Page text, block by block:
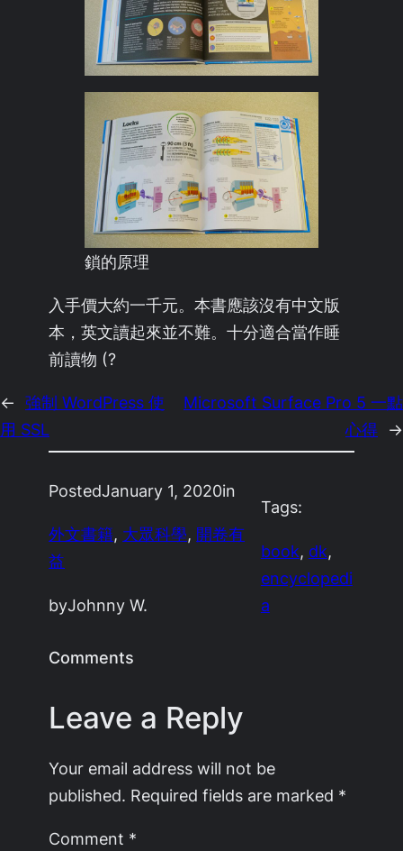
鎖的原理
入手價大約一千元。本書應該沒有中文版
本，英文讀起來並不難。十分適合當作睡
前讀物 (?
← 強制 WordPress 使
用 SSL
Microsoft Surface Pro 5 一點
心得 →
PostedJanuary 1, 2020in
外文書籍, 大眾科學, 開卷有
益
byJohnny W.
Tags:
book, dk
encyclopedi
a
Comments
Leave a Reply
Your email address will not be
published. Required fields are marked *
Comment *